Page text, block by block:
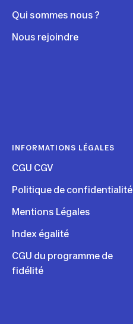
Qui sommes nous ?
Nous rejoindre
INFORMATIONS LÉGALES
CGU CGV
Politique de confidentialité
Mentions Légales
Index égalité
CGU du programme de
fidélité